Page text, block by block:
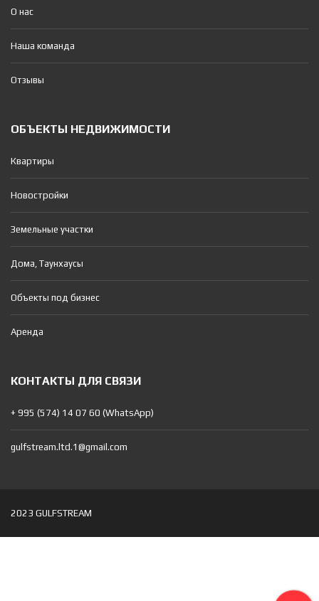
О нас
Наша команда
Отзывы
ОБЪЕКТЫ НЕДВИЖИМОСТИ
Квартиры
Новостройки
Земельные участки
Дома, Таунхаусы
Объекты под бизнес
Аренда
КОНТАКТЫ ДЛЯ СВЯЗИ
+ 995 (574) 14 07 60 (WhatsApp)
gulfstream.ltd.1@gmail.com
2023 GULFSTREAM